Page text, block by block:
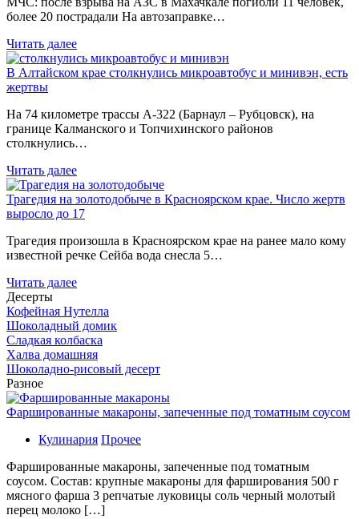
более 20 пострадали На автозаправке…
Читать далее
В Алтайском крае столкнулись микроавтобус и минивэн, есть
жертвы
На 74 километре трассы А-322 (Барнаул – Рубцовск), на
границе Калманского и Топчихинского районов
столкнулись…
Читать далее
Трагедия на золотодобыче в Красноярском крае. Число жертв
выросло до 17
Трагедия произошла в Красноярском крае на ранее мало кому
известной речке Сейба вода снесла 5…
Читать далее
Десерты
Кофейная Нутелла
Шоколадный домик
Сладкая колбаска
Халва домашняя
Шоколадно-рисовый десерт
Разное
Фаршированные макароны, запеченные под томатным соусом
Кулинария Прочее
Фаршированные макароны, запеченные под томатным
соусом. Состав: крупные макароны для фарширования 500 г
мясного фарша 3 репчатые луковицы соль черный молотый
перец молоко […]